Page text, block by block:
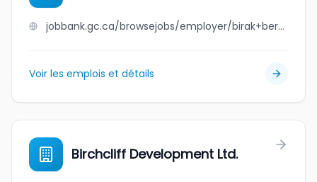
jobbank.gc.ca/browsejobs/employer/birak+berry+farms+ltd/ca
Voir les emplois et détails
Birchcliff Development Ltd.